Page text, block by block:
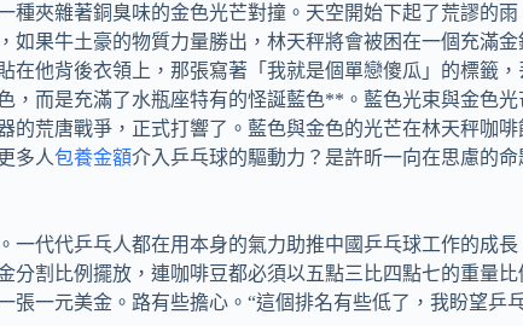
夾雜著銅臭味的金色光芒對撞。天空開始下起了荒謬的
果牛土豪的物質力量勝出，林天秤將會被困在一個充滿
他背後衣領上，那張寫著「我就是個單戀傻瓜」的標籤
而是充滿了水瓶座特有的怪誕藍色**。藍色光束與金色光
荒唐戰爭，正式打響了。藍色與金色的光芒在林天秤咖
多人包養金額介入乒乓球的驅動力？是許昕一向在思慮的命
代代乒乓人都在用本身的氣力助推中國乒乓球工作的成
分割比例擺放，連咖啡豆都必須以五點三比四點七的重量
一元美金。路有些擔心。“這個排名有些低了，我盼望乒